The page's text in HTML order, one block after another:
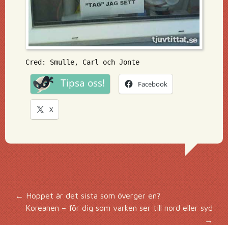
Cred: Smulle, Carl och Jonte
Tipsa oss! Facebook
X
Inläggsnavigering
← Hoppet är det sista som överger en?
Koreanen – för dig som varken ser till nord eller syd
→